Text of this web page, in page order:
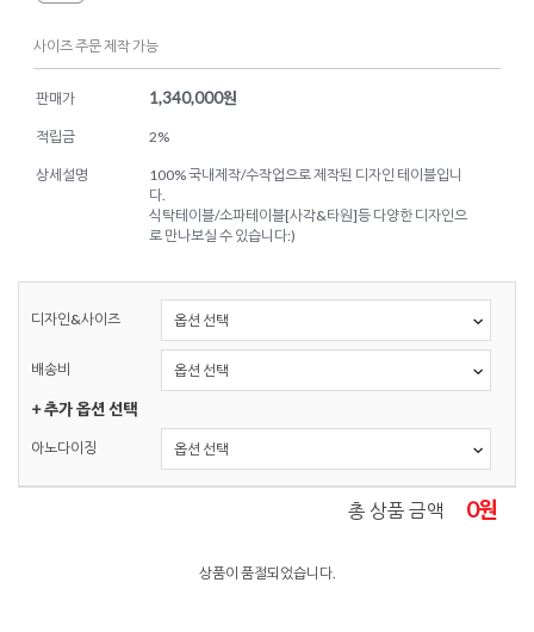
사이즈 주문 제작 가능
판매가 1,340,000원
적립금 2%
상세설명
100% 국내제작/수작업으로 제작된 디자인 테이블입니
다.
식탁테이블/소파테이블[사각&타원]등 다양한 디자인으
로 만나보실 수 있습니다:)
디자인&사이즈
배송비
+ 추가 옵션 선택
아노다이징
총 상품 금액 0원
상품이 품절되었습니다.